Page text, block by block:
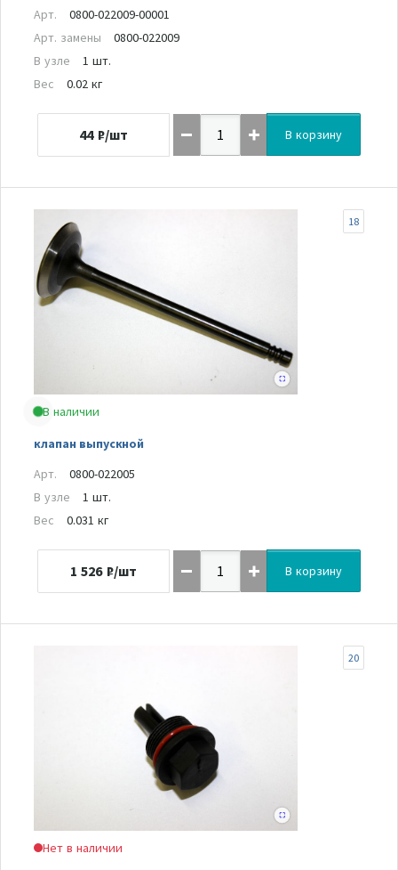
Арт.
0800-022009-00001
Арт. замены
0800-022009
В узле
1 шт.
Вес
0.02 кг
44 ₽/шт В корзину
В наличии
клапан выпускной
18
Арт.
0800-022005
В узле
1 шт.
Вес
0.031 кг
1 526 ₽/шт В корзину
Нет в наличии
20